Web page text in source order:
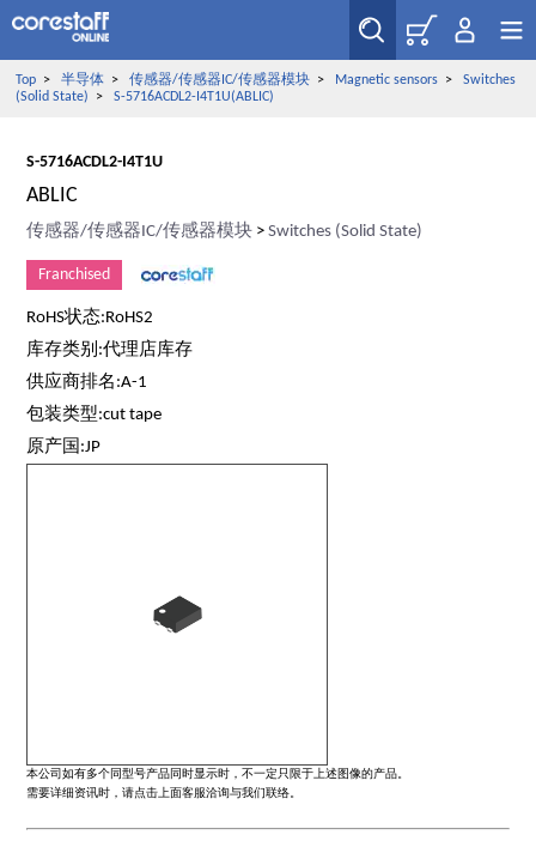
Top> 半导体> 传感器/传感器IC/传感器模块> Magnetic sensors> Switches
(Solid State) > S-5716ACDL2-I4T1U(ABLIC)
S-5716ACDL2-I4T1U
ABLIC
传感器/传感器IC/传感器模块 >Switches (Solid State)
Franchised
RoHS状态:RoHS2
库存类别:代理店库存
供应商排名:A-1
包装类型:cut tape
原产国:JP
本公司如有多个同型号产品同时显示时，不一定只限于上述图像的产品。
需要详细资讯时，请点击上面客服洽询与我们联络。